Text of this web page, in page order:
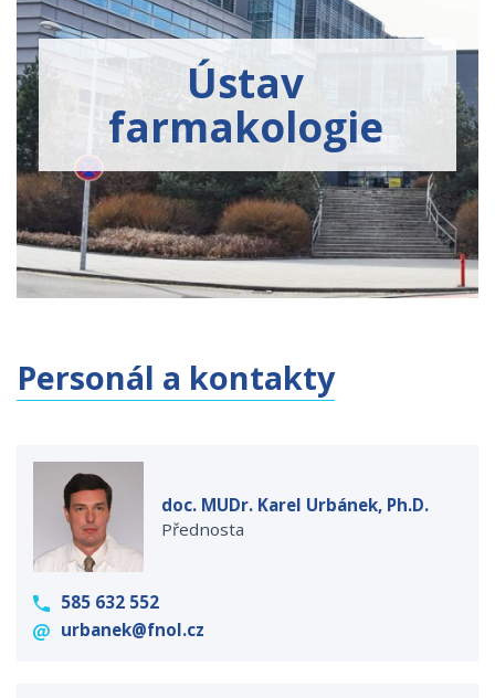
Ústav
farmakologie
Personál a kontakty
doc. MUDr. Karel Urbánek, Ph.D.
Přednosta
585 632 552
urbanek@fnol.cz